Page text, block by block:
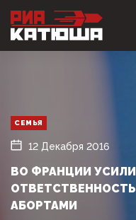
СЕМЬЯ
12 Декабря 2016
ВО ФРАНЦИИ
АБОРТАМИ